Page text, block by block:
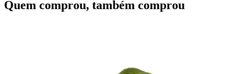
Quem comprou, também comprou